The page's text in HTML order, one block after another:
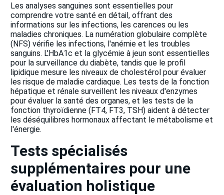
Les analyses sanguines sont essentielles pour
comprendre votre santé en détail, offrant des
informations sur les infections, les carences ou les
maladies chroniques. La numération globulaire complète
(NFS) vérifie les infections, l'anémie et les troubles
sanguins. L'HbA1c et la glycémie à jeun sont essentielles
pour la surveillance du diabète, tandis que le profil
lipidique mesure les niveaux de cholestérol pour évaluer
les risque de maladie cardiaque. Les tests de la fonction
hépatique et rénale surveillent les niveaux d'enzymes
pour évaluer la santé des organes, et les tests de la
fonction thyroïdienne (FT4, FT3, TSH) aident à détecter
les déséquilibres hormonaux affectant le métabolisme et
l'énergie.
Tests spécialisés
supplémentaires pour une
évaluation holistique